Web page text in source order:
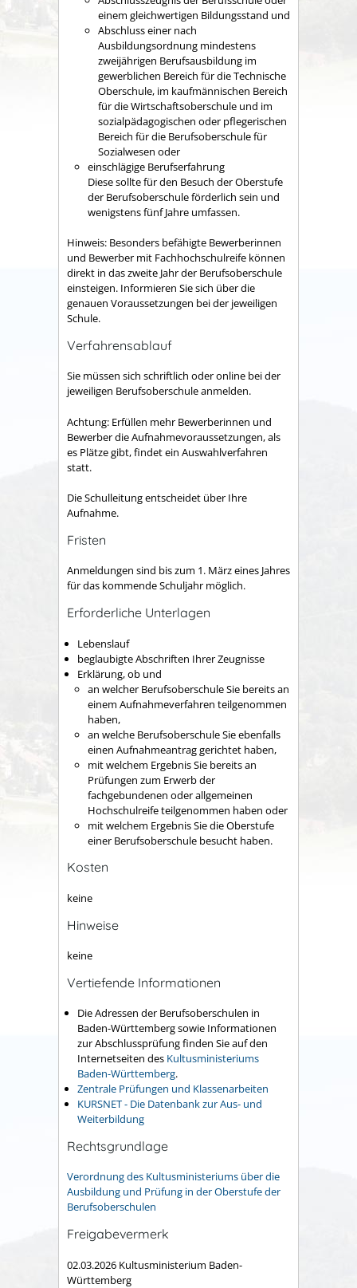
einem gleichwertigen Bildungsstand und
Abschluss einer nach
Ausbildungsordnung mindestens
zweijährigen Berufsausbildung im
gewerblichen Bereich für die Technische
Oberschule, im kaufmännischen Bereich
für die Wirtschaftsoberschule und im
sozialpädagogischen oder pflegerischen
Bereich für die Berufsoberschule für
Sozialwesen oder
einschlägige Berufserfahrung
Diese sollte für den Besuch der Oberstufe
der Berufsoberschule förderlich sein und
wenigstens fünf Jahre umfassen.
Hinweis: Besonders befähigte Bewerberinnen
und Bewerber mit Fachhochschulreife können
direkt in das zweite Jahr der Berufsoberschule
einsteigen. Informieren Sie sich über die
genauen Voraussetzungen bei der jeweiligen
Schule.
Verfahrensablauf
Sie müssen sich schriftlich oder online bei der
jeweiligen Berufsoberschule anmelden.
Achtung: Erfüllen mehr Bewerberinnen und
Bewerber die Aufnahmevoraussetzungen, als
es Plätze gibt, findet ein Auswahlverfahren
statt.
Die Schulleitungentscheidet über Ihre
Aufnahme.
Fristen
Anmeldungen sind bis zum 1. März eines Jahres
für das kommende Schuljahr möglich.
Erforderliche Unterlagen
Lebenslauf
beglaubigte Abschriften Ihrer Zeugnisse
Erklärung, ob und
an welcher Berufsoberschule Sie bereits an
einem Aufnahmeverfahren teilgenommen
haben,
an welche Berufsoberschule Sie ebenfalls
einen Aufnahmeantrag gerichtet haben,
mit welchem Ergebnis Sie bereits an
Prüfungen zum Erwerb der
fachgebundenen oder allgemeinen
Hochschulreife teilgenommen haben oder
mit welchem Ergebnis Sie die Oberstufe
einer Berufsoberschule besucht haben.
Kosten
keine
Hinweise
keine
Vertiefende Informationen
Die Adressen der Berufsoberschulen in
Baden-Württemberg sowie Informationen
zur Abschlussprüfung finden Sie auf den
Internetseiten des Kultusministeriums
Baden-Württemberg.
Zentrale Prüfungen und Klassenarbeiten
KURSNET - Die Datenbank zur Aus- und
Weiterbildung
Rechtsgrundlage
Verordnung des Kultusministeriums über die
Ausbildung und Prüfung in der Oberstufe der
Berufsoberschulen
Freigabevermerk
02.03.2026 Kultusministerium Baden-
Württemberg